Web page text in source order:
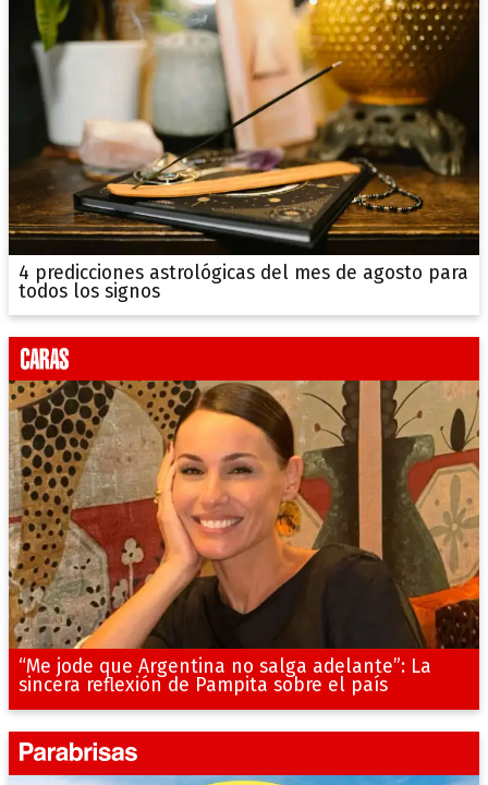
4 predicciones astrológicas del mes de agosto para
todos los signos
“Me jode que Argentina no salga adelante”: La
sincera reflexión de Pampita sobre el país